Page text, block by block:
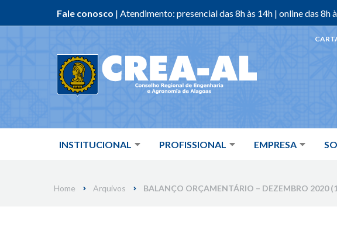
Fale conosco | Atendimento: presencial das 8h às 14h | online das 8h
INSTITUCIONAL PROFISSIONAL EMPRESA
Home Arquivos BALANÇO ORÇAMENTÁRIO – DEZEMBRO 2020